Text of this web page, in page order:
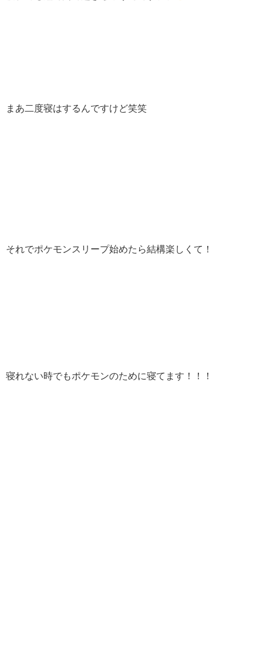
まあ二度寝はするんですけど笑笑
それでポケモンスリープ始めたら結構楽しくて！
寝れない時でもポケモンのために寝てます！！！